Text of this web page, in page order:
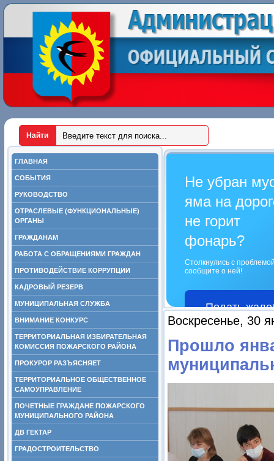
ГЛАВНАЯ
СОБЫТИЯ
РУКОВОДСТВО
ОТРАСЛЕВЫЕ (ФУНКЦИОНАЛЬНЫЕ)
ОРГАНЫ
ГРАЖДАНАМ
РАБОТА С ОБРАЩЕНИЯМИ ГРАЖДАН
ПРОТИВОДЕЙСТВИЕ КОРРУПЦИИ
КАДРОВЫЙ РЕЗЕРВ
МУНИЦИПАЛЬНАЯ СЛУЖБА
ВНИМАНИЕ КОНКУРС
ТЕРРИТОРИАЛЬНАЯ ИЗБИРАТЕЛЬНАЯ
КОМИССИЯ ПОЖАРСКОГО РАЙОНА
ПРОКУРОР РАЗЪЯСНЯЕТ
ТЕРРИТОРИАЛЬНОЕ ОБЩЕСТВЕННОЕ
САМОУПРАВЛЕНИЕ
ПОЧЕТНЫЕ ГРАЖДАНЕ ПОЖАРСКОГО
МУНИЦИПАЛЬНОГО РАЙОНА
ДВ ГЕКТАР
ГРАДОСТРОИТЕЛЬСТВО
Не убран
яма на
не горит
фонарь?
Столкнулись с
сообщите о ней!
Подать
Воскресенье, 30
Прошло